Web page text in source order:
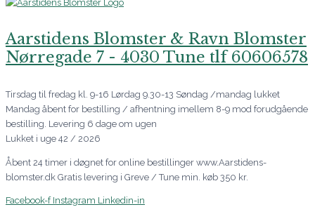
Aarstidens Blomster & Ravn Blomster
Nørregade 7 - 4030 Tune tlf 60606578
Tirsdag til fredag kl. 9-16 Lørdag 9.30-13 Søndag /mandag lukket
Mandag åbent for bestilling / afhentning imellem 8-9 mod forudgående
bestilling. Levering 6 dage om ugen
Lukket i uge 42 / 2026
Åbent 24 timer i døgnet for online bestillinger www.Aarstidens-
blomster.dk Gratis levering i Greve / Tune min. køb 350 kr.
Facebook-f Instagram Linkedin-in